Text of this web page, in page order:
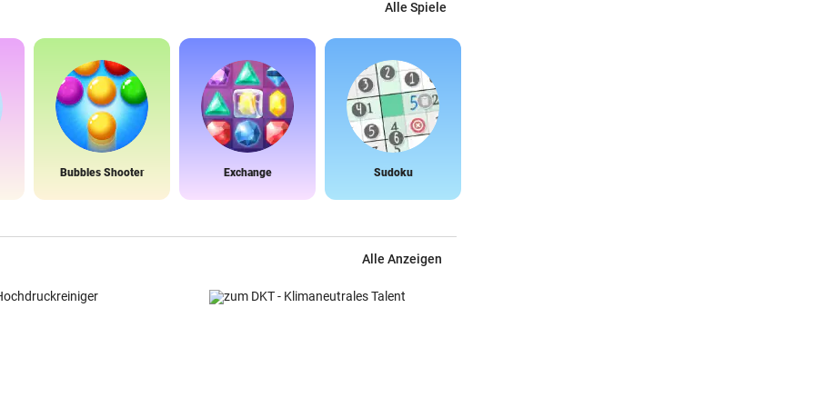
Alle Spiele
Bubbles Shooter Exchange Sudoku
Alle Anzeigen